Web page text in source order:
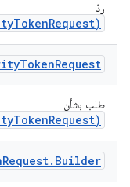
ردّ
TokenRequest
طلب بشأن
Request. Builder